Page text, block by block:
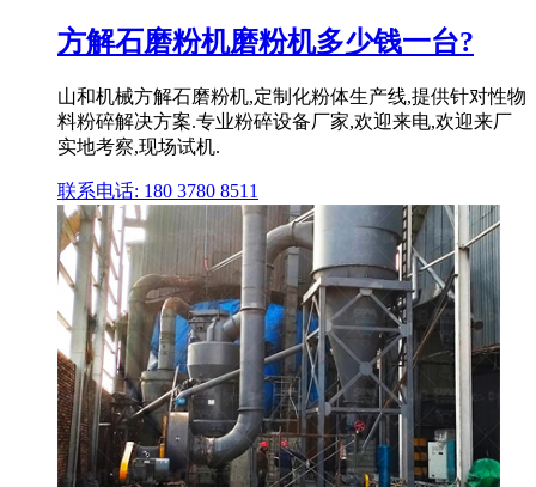
方解石磨粉机磨粉机多少钱一台?
山和机械方解石磨粉机,定制化粉体生产线,提供针对性物
料粉碎解决方案.专业粉碎设备厂家,欢迎来电,欢迎来厂
实地考察,现场试机.
联系电话: 180 3780 8511